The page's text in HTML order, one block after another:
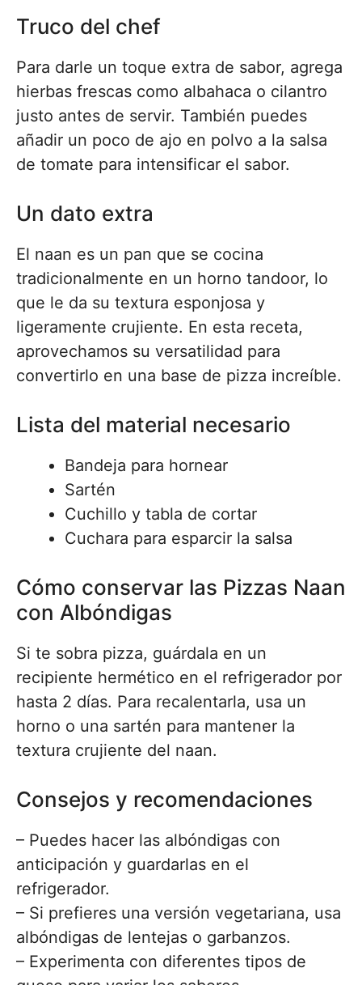
Truco del chef
Para darle un toque extra de sabor, agrega
hierbas frescas como albahaca o cilantro
justo antes de servir. También puedes
añadir un poco de ajo en polvo a la salsa
de tomate para intensificar el sabor.
Un dato extra
El naan es un pan que se cocina
tradicionalmente en un horno tandoor, lo
que le da su textura esponjosa y
ligeramente crujiente. En esta receta,
aprovechamos su versatilidad para
convertirlo en una base de pizza increíble.
Lista del material necesario
Bandeja para hornear
Sartén
Cuchillo y tabla de cortar
Cuchara para esparcir la salsa
Cómo conservar las Pizzas Naan
con Albóndigas
Si te sobra pizza, guárdala en un
recipiente hermético en el refrigerador por
hasta 2 días. Para recalentarla, usa un
horno o una sartén para mantener la
textura crujiente del naan.
Consejos y recomendaciones
– Puedes hacer las albóndigas con
anticipación y guardarlas en el
refrigerador.
– Si prefieres una versión vegetariana, usa
albóndigas de lentejas o garbanzos.
– Experimenta con diferentes tipos de